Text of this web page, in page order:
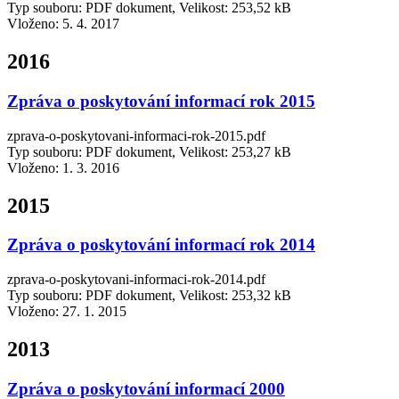
Typ souboru: PDF dokument, Velikost: 253,52 kB
Vloženo: 5. 4. 2017
2016
Zpráva o poskytování informací rok 2015
zprava-o-poskytovani-informaci-rok-2015.pdf
Typ souboru: PDF dokument, Velikost: 253,27 kB
Vloženo: 1. 3. 2016
2015
Zpráva o poskytování informací rok 2014
zprava-o-poskytovani-informaci-rok-2014.pdf
Typ souboru: PDF dokument, Velikost: 253,32 kB
Vloženo: 27. 1. 2015
2013
Zpráva o poskytování informací 2000